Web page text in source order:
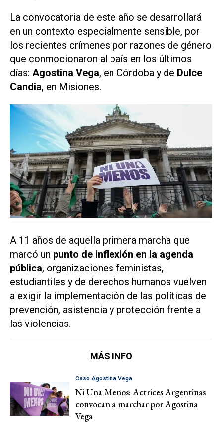
La convocatoria de este año se desarrollará
en un contexto especialmente sensible, por
los recientes crímenes por razones de género
que conmocionaron al país en los últimos
días: Agostina Vega, en Córdoba y de Dulce
Candia, en Misiones.
A 11 años de aquella primera marcha que
marcó un punto de inflexión en la agenda
pública, organizaciones feministas,
estudiantiles y de derechos humanos vuelven
a exigir la implementación de las políticas de
prevención, asistencia y protección frente a
las violencias.
MÁS INFO
Caso Agostina Vega
Ni Una Menos: Actrices Argentinas
convocan a marchar por Agostina
Vega